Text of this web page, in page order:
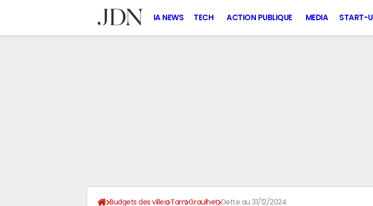
IA NEWS TECH ACTION PUBLIQUE MEDIA START-
Budgets des villes Tarn Graulhet Dette au 31/12/2024